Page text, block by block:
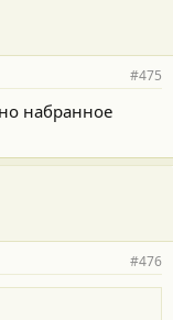
#475
набранное
#476